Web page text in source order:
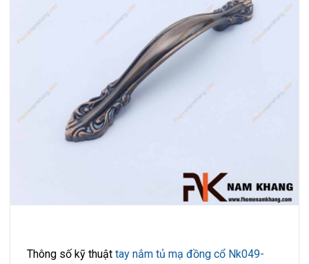
Thông số kỹ thuật tay nắm tủ mạ đồng cổ Nk049-